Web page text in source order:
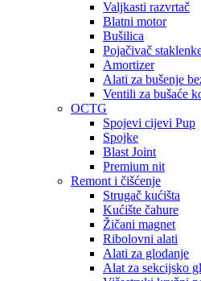
Valjkasti razvrtač
Blatni motor
Bušilica
Pojačivač
Amortizer
Alati za bušenje
Ventili za bušaće
OCTG
Spojevi cijevi Pup
Spojke
Blast Joint
Premium nit
Remont i čišćenje
Strugač kućišta
Kućište čahure
Žičani magnet
Ribolovni alati
Alati za glodanje
Alat za sekcijsko